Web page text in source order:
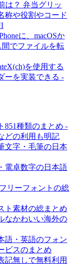
は？ 弁当グリッ
称や役割やコード
に、macOSか
間でファイルを転
を使用する
ーを実装できる -
851種類のまとめ -
どの利用も明記
文字・毛筆の日本
電卓数字の日本語
リーフォントの総
ト素材の総まとめ
なかわいい海外の
語・英語のフォン
ビスのまとめ
記無しで無料利用